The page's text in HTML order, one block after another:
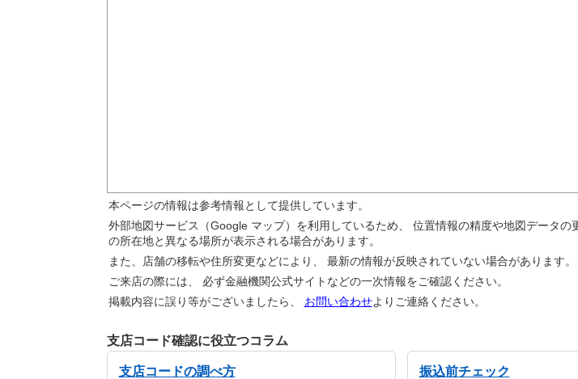
本ページの情報は参考情報として提供しています。
外部地図サービス（Google マップ）を利用しているため、 位置情報の精度や地図データの
の所在地と異なる場所が表示される場合があります。
また、店舗の移転や住所変更などにより、 最新の情報が反映されていない場合があります。
ご来店の際には、 必ず金融機関公式サイトなどの一次情報をご確認ください。
掲載内容に誤り等がございましたら、 お問い合わせよりご連絡ください。
支店コード確認に役立つコラム
支店コードの調べ方 振込前チェック